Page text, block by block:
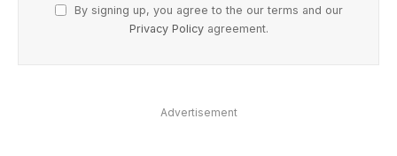
By signing up, you agree to the our terms and our
Privacy Policyagreement.
Advertisement